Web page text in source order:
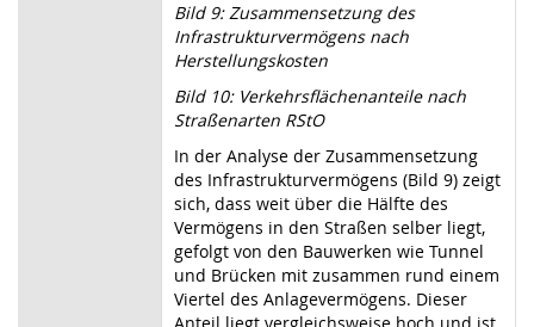
Bild 9: Zusammensetzung des
Infrastrukturvermögens nach
Herstellungskosten
Bild 10: Verkehrsflächenanteile nach
Straßenarten RStO
In der Analyse der Zusammensetzung
des Infrastrukturvermögens (Bild 9) zeigt
sich, dass weit über die Hälfte des
Vermögens in den Straßen selber liegt,
gefolgt von den Bauwerken wie Tunnel
und Brücken mit zusammen rund einem
Viertel des Anlagevermögens. Dieser